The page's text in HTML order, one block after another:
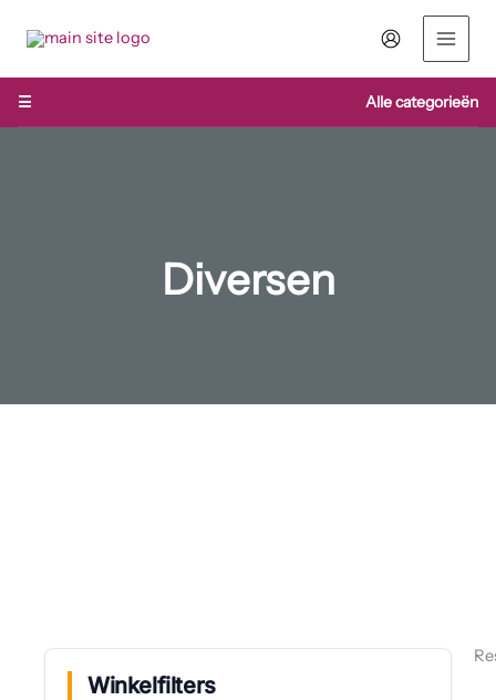
naar
inhoud
☰
Alle categorieën
Diversen
Winkelfilters